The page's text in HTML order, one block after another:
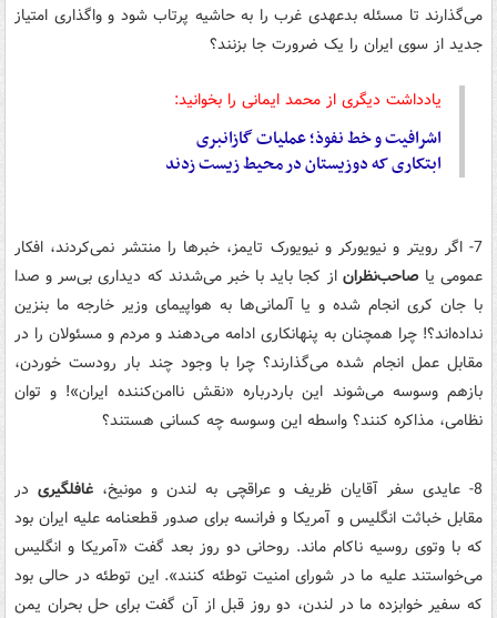
می‌گذارند تا مسئله بدعهدی غرب را به حاشیه پرتاب شود و واگذاری امتیاز
جدید از سوی ایران را یک ضرورت جا بزنند؟
یادداشت دیگری از محمد ایمانی را بخوانید:
اشرافیت و خط نفوذ؛ عملیات گازانبری
ابتکاری که دوزیستان در محیط زیست زدند
7- اگر رویتر و نیویورکر و نیویورک تایمز، خبرها را منتشر نمی‌کردند، افکار
عمومی یا صاحب‌نظراناز کجا باید با خبر می‌شدند که دیداری بی‌سر و صدا
با جان کری انجام شده و یا آلمانی‌ها به هواپیمای وزیر خارجه ما بنزین
نداده‌اند؟! چرا همچنان به پنهانکاری ادامه می‌دهند و مردم و مسئولان را در
مقابل عمل انجام شده می‌گذارند؟ چرا با وجود چند بار رودست خوردن،
بازهم وسوسه می‌شوند این باردرباره «نقش ناامن‌کننده ایران»! و توان
نظامی، مذاکره کنند؟ واسطه این وسوسه چه کسانی هستند؟
8- عایدی سفر آقایان ظریف و عراقچی به لندن و مونیخ، غافلگیری در
مقابل خباثت انگلیس و آمریکا و فرانسه برای صدور قطعنامه علیه ایران بود
که با وتوی روسیه ناکام ماند. روحانی دو روز بعد گفت «آمریکا و انگلیس
می‌خواستند علیه ما در شورای امنیت توطئه کنند». این توطئه در حالی بود
که سفیر خوابزده ما در لندن، دو روز قبل از آن گفت برای حل بحران یمن